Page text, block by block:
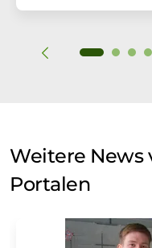
Weitere News
Portalen